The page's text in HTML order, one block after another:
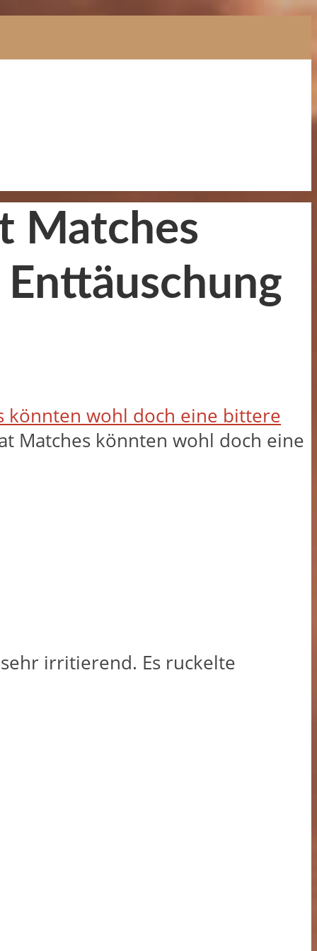
Matches
könnten wohl doch eine bittere
Matches könnten wohl doch eine
irritierend. Es ruckelte